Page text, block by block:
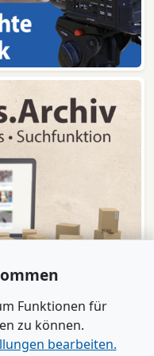
Funktionen für
zu können.
bearbeiten.